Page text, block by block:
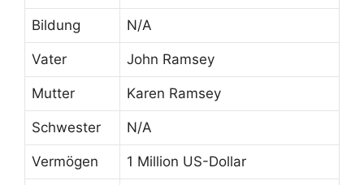
Bildung N/A
Vater John Ramsey
Mutter Karen Ramsey
Schwester N/A
Vermögen 1 Million US-Dollar